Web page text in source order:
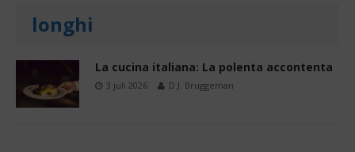
longhi
La cucina italiana: La polenta accontenta
3 juli 2026 D.J. Bruggeman